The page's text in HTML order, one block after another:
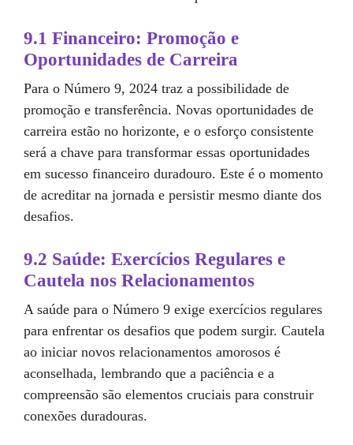
9.1 Financeiro: Promoção e
Oportunidades de Carreira
Para o Número 9, 2024 traz a possibilidade de
promoção e transferência. Novas oportunidades de
carreira estão no horizonte, e o esforço consistente
será a chave para transformar essas oportunidades
em sucesso financeiro duradouro. Este é o momento
de acreditar na jornada e persistir mesmo diante dos
desafios.
9.2 Saúde: Exercícios Regulares e
Cautela nos Relacionamentos
A saúde para o Número 9 exige exercícios regulares
para enfrentar os desafios que podem surgir. Cautela
ao iniciar novos relacionamentos amorosos é
aconselhada, lembrando que a paciência e a
compreensão são elementos cruciais para construir
conexões duradouras.